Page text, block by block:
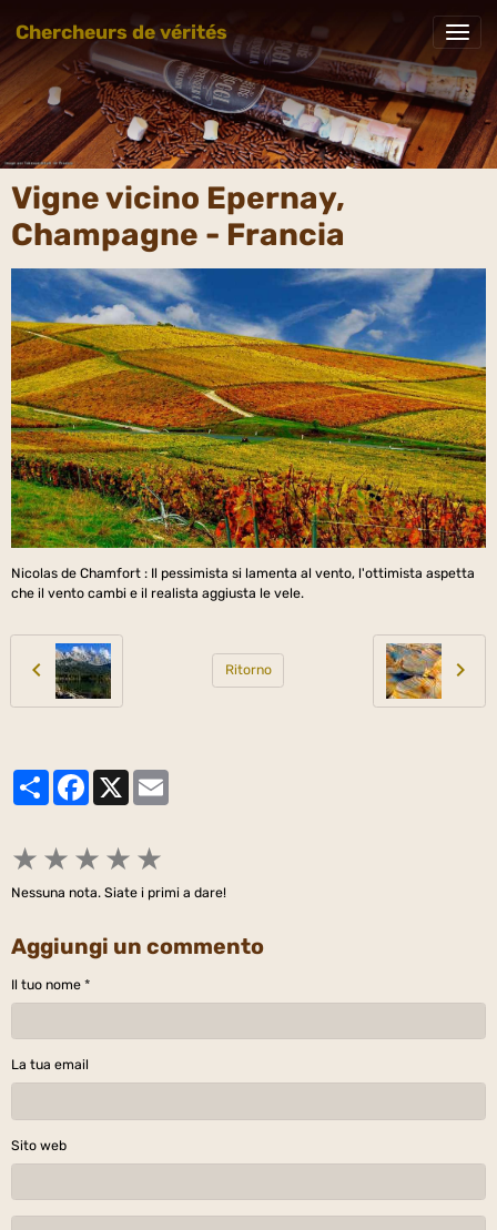
Chercheurs de vérités
Vigne vicino Epernay,
Champagne - Francia
Nicolas de Chamfort : Il pessimista si lamenta al vento, l'ottimista aspetta
che il vento cambi e il realista aggiusta le vele.
Ritorno
PartagerFacebook
X
★ ★ ★ ★ ★
Nessuna nota. Siate i primi a dare!
Aggiungi un commento
Il tuo nome
La tua email
Sito web